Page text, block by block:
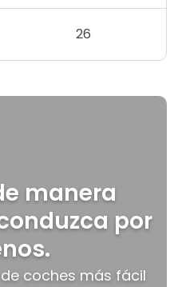
26
manera
por
coches más fácil